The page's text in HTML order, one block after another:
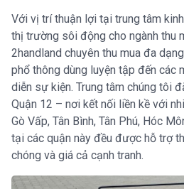
Với vị trí thuận lợi tại trung tâm
thị trường sôi động cho ngành thu
2handland chuyên thu mua đa
phổ thông dùng luyện tập đến các
diễn sự kiện. Trung tâm chúng tôi
Quận 12 – nơi kết nối liền kề với
Gò Vấp, Tân Bình, Tân Phú, Hóc
tại các quận này đều được hỗ trợ
chóng và giá cả cạnh tranh.